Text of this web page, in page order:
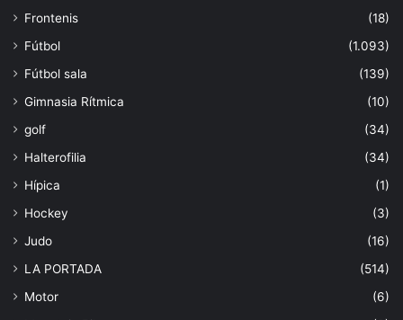
Frontenis
(18)
Fútbol
(1.093)
Fútbol sala
(139)
Gimnasia Rítmica
(10)
golf
(34)
Halterofilia
(34)
Hípica
(1)
Hockey
(3)
Judo
(16)
LA PORTADA
(514)
Motor
(6)